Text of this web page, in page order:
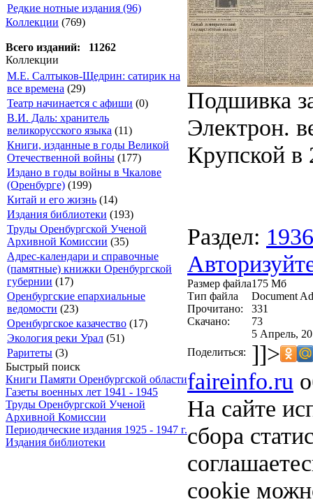
Редкие нотные издания (96)
Коллекции (769)
Всего изданий: 11262
Коллекции
М.Е. Салтыков-Щедрин: сатирик на
все времена (29)
Театр начинается с афиши (0)
В.И. Даль: хранитель
великорусского языка (11)
Книги, изданные в годы Великой
Отечественной войны (177)
Издано в годы войны в Чкалове
(Оренбурге) (199)
Китай и его жизнь (14)
Издания библиотеки (193)
Труды Оренбургской Ученой
Архивной Комиссии (35)
Адрес-календари и справочные
(памятные) книжки Оренбургской
губернии (17)
Оренбургские епархиальные
ведомости (23)
Оренбургское казачество (17)
Экология реки Урал (51)
Раритеты (3)
Быстрый поиск
Книги Памяти Оренбургской области
Газеты военных лет 1941 - 1945
Труды Оренбургской Ученой
Архивной Комиссии
Периодические издания 1925 - 1947 г.
Издания библиотеки
Подшивка
Электрон.
Крупской в
Раздел: 1936
Размер файла175 Мб
Тип файла
Document
Прочитано:
331
Скачано:
73
5 Апрель,
Поделиться: ]]>
faireinfo.ru
На сайте
сбора
cookie